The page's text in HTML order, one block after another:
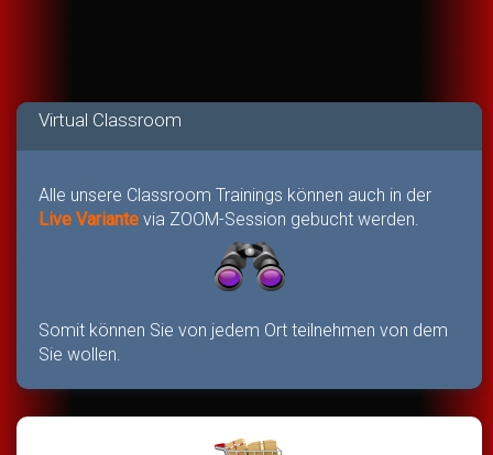
Virtual Classroom
Alle unsere Classroom Trainings können auch in der
Live Variante via ZOOM-Session gebucht werden.
Somit können Sie von jedem Ort teilnehmen von dem
Sie wollen.